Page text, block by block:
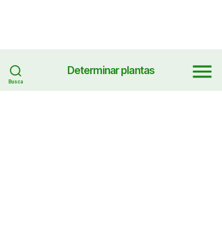
Busca
Determinar plantas Menu